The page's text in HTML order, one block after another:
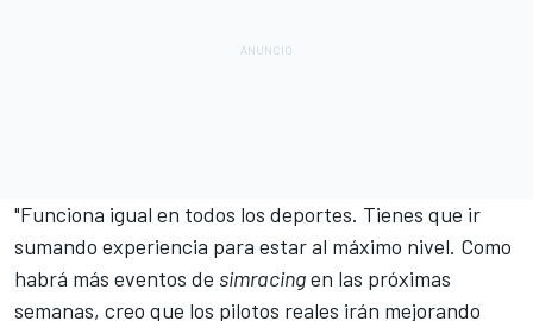
"Funciona igual en todos los deportes. Tienes que ir
sumando experiencia para estar al máximo nivel. Como
habrá más eventos de simracingen las próximas
semanas, creo que los pilotos reales irán mejorando